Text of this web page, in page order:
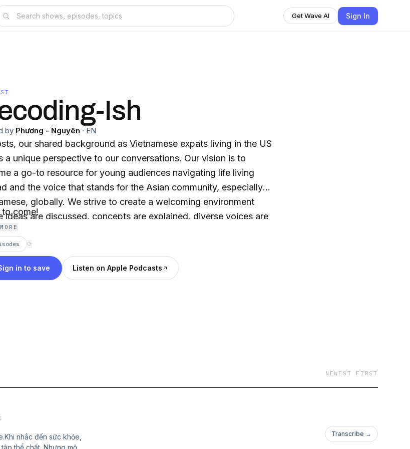
Get Wave AI Sign In
Ish
by Phương - Nguyên · EN
our shared background as Vietnamese expats living in the US
a unique perspective to our conversations. Our vision is to
a go-to resource for young audiences navigating life living
and the voice that stands for the Asian community, especially
globally. We strive to create a welcoming environment
ideas are discussed, concepts are explained, diverse voices are
and cultural exchange is embraced.
come!
⟳
in to save Listen on Apple Podcasts
NEWEST FIRST
nhắc đến sức khỏe,
thể chất. Nhưng một
Transcribe →